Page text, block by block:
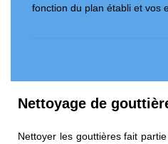
fonction du plan établi et vos
Nettoyage de
Nettoyer les gouttières fait